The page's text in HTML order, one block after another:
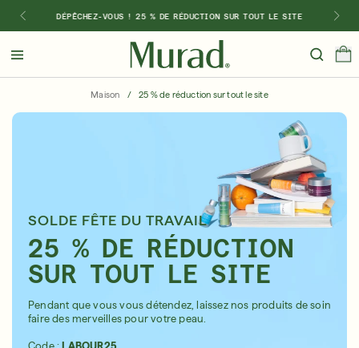
DÉPÊCHEZ-VOUS ! 25 % DE RÉDUCTION SUR TOUT LE SITE
Dernière chance
Acheter par préoccupation
En vedette
Quel régime vous convient le mieux ?
Maison / 25 % de réduction sur tout le site
SOLDE FÊTE DU TRAVAIL
25 % DE RÉDUCTION
SUR TOUT LE SITE
Pendant que vous vous détendez, laissez nos produits de soin
faire des merveilles pour votre peau.